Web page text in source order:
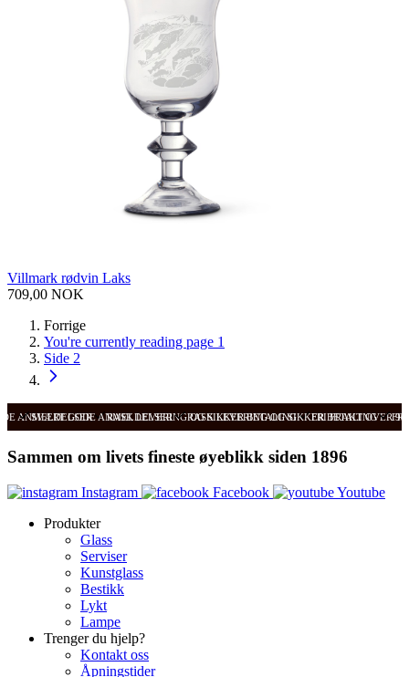
Villmark rødvin Laks
709,00 NOK
Forrige
You're currently reading page 1
Side 2
ANMELDELSER RASK LEVERING OG SIKKER BETALING FRI FRAKT OVER
SVÆRT GODE ANMELDELSER RASK LEVERING OG SIKKER BETALING
Sammen om livets fineste øyeblikk siden 1896
Instagram Facebook
Youtube
Produkter
Glass
Serviser
Kunstglass
Bestikk
Lykt
Lampe
Trenger du hjelp?
Kontakt oss
Åpningstider